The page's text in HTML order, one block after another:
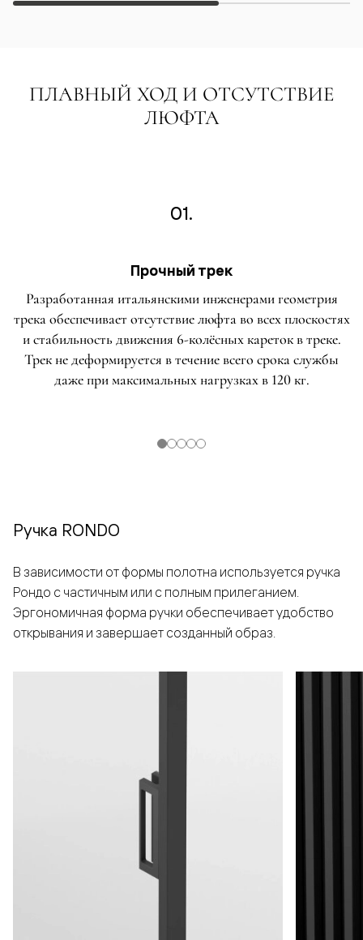
ПЛАВНЫЙ ХОД И ОТСУТСТВИЕ
ЛЮФТА
01.
Прочный трек
Разработанная итальянскими инженерами геометрия
трека обеспечивает отсутствие люфта во всех плоскостях
и стабильность движения 6-колёсных кареток в треке.
Трек не деформируется в течение всего срока службы
даже при максимальных нагрузках в 120 кг.
Ручка RONDO
В зависимости от формы полотна используется ручка
Рондо с частичным или с полным прилеганием.
Эргономичная форма ручки обеспечивает удобство
открывания и завершает созданный образ.